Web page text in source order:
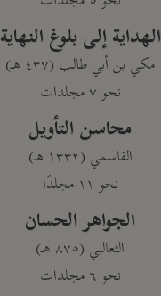
الهداية إلى بلوغ النهاية
مكي بن أبي طالب (٤٣٧ هـ)
نحو ٧ مجلدات
محاسن التأويل
القاسمي (١٣٣٢ هـ)
نحو ١١ مجلدًا
الجواهر الحسان
الثعالبي (٨٧٥ هـ)
نحو ٦ مجلدات